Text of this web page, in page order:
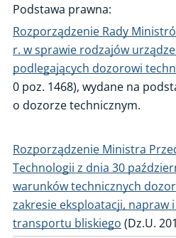
Programy szkoleń
Informacje dla eksploatujących
Warunki Urzędu Dozoru
Identyfikacja zagrożeń
Podstawa prawna:
Rozporządzenie Rady
r. w sprawie rodzajów
podlegających dozorowi
0 poz. 1468), wydane na
o dozorze technicznym.
Rozporządzenie Ministra
Technologii z dnia 30
warunków technicznych
zakresie eksploatacji, napraw
transportu bliskiego (Dz.U.